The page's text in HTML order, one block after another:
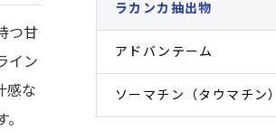
つ甘
イン
感な
ラカンカ抽出物
アドバンテーム
ソーマチン（タウマチン）